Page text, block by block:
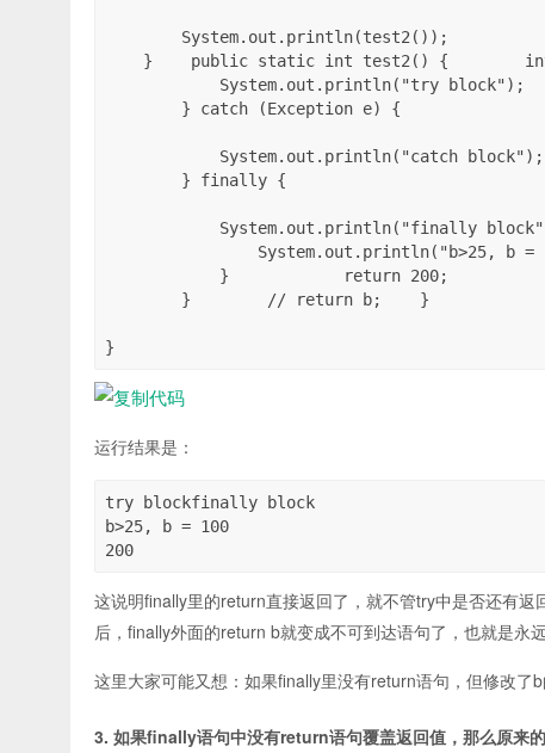
System.out.println(test2());
}    public static int test2() {        int
System.out.println("try block");
} catch (Exception e) {
System.out.println("catch block");
} finally {
System.out.println("finally block");
System.out.println("b>25, b = "
}            return 200;
}        // return b;    }
}
运行结果是：
try blockfinally block
b>25, b = 100
200
这说明finally里的return直接返回了，就不管try中是否还有
后，finally外面的return b就变成不可到达语句了，也就是永
这里大家可能又想：如果finally里没有return语句，但修改了
3. 如果finally语句中没有return语句覆盖返回值，那么原来